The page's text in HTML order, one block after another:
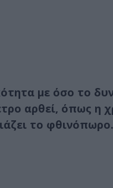
με όσο το
αρθεί, όπως η
το φθινόπωρο.